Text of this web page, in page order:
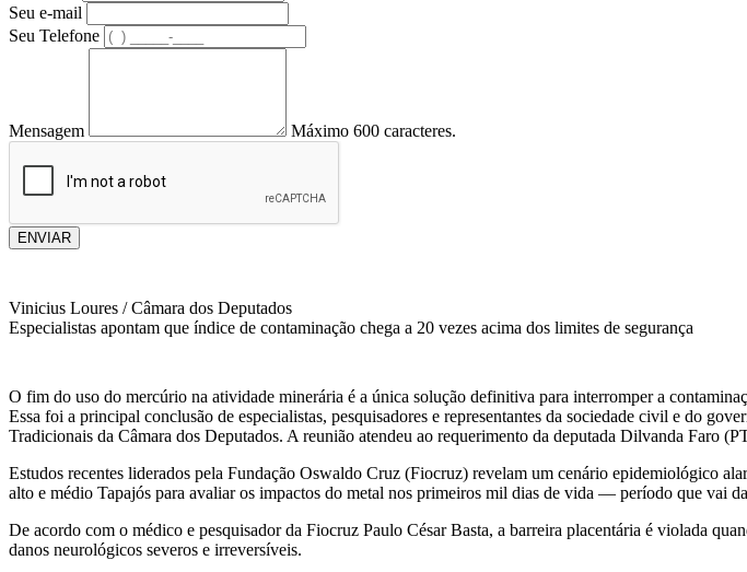
Seu e-mail
Seu Telefone
Mensagem Máximo 600 caracteres.
ENVIAR
Vinicius Loures / Câmara dos Deputados
Especialistas apontam que índice de contaminação chega a 20 vezes acima dos limites de segurança
O fim do uso do mercúrio na atividade minerária é a única solução definitiva para interromper a
Essa foi a principal conclusão de especialistas, pesquisadores e representantes da sociedade civil e do
Tradicionais da Câmara dos Deputados. A reunião atendeu ao requerimento da deputada Dilvanda Faro
Estudos recentes liderados pela Fundação Oswaldo Cruz (Fiocruz) revelam um cenário epidemiológico
alto e médio Tapajós para avaliar os impactos do metal nos primeiros mil dias de vida — período que vai
De acordo com o médico e pesquisador da Fiocruz Paulo César Basta, a barreira placentária é violada
danos neurológicos severos e irreversíveis.